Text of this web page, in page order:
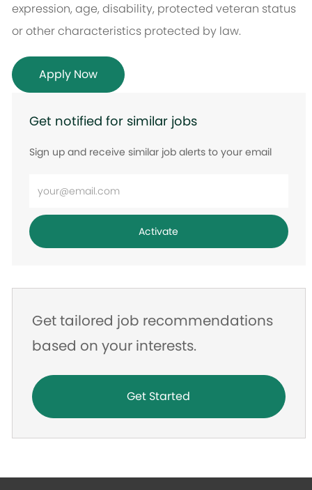
expression, age, disability, protected veteran status
or other characteristics protected by law.
Apply Now
Get notified for similar jobs
Sign up and receive similar job alerts to your email
Email
address
Activate
Get tailored job recommendations
based on your interests.
Get Started